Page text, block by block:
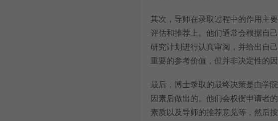
其次，导师在录取过程中的作用主
评估和推荐上。他们通常会根据自
研究计划进行认真审阅，并给出自
重要的参考价值，但并非决定性的因
最后，博士录取的最终决策是由学
因素后做出的。他们会权衡申请者
素质以及导师的推荐意见等，然后